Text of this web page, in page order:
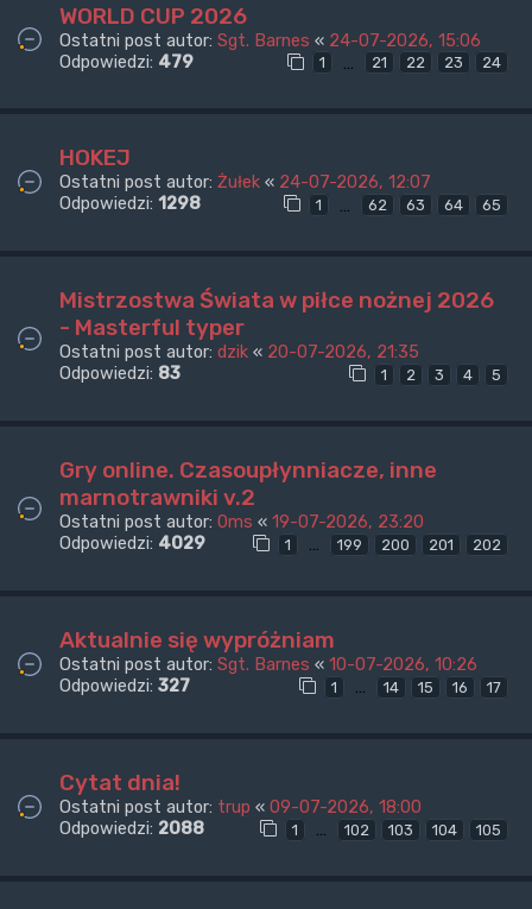
WORLD CUP 2026
Ostatni post autor: Sgt. Barnes « 24-07-2026, 15:06
Odpowiedzi: 479 1 … 21 22 23 24
HOKEJ
Ostatni post autor: Żułek « 24-07-2026, 12:07
Odpowiedzi: 1298 1 … 62 63 64 65
Mistrzostwa Świata w piłce nożnej 2026
- Masterful typer
Ostatni post autor: dzik « 20-07-2026, 21:35
Odpowiedzi: 83 1 2 3 4 5
Gry online. Czasoupłynniacze, inne
marnotrawniki v.2
Ostatni post autor: 0ms « 19-07-2026, 23:20
Odpowiedzi: 4029 1 … 199 200 201 202
Aktualnie się wypróżniam
Ostatni post autor: Sgt. Barnes « 10-07-2026, 10:26
Odpowiedzi: 327 1 … 14 15 16 17
Cytat dnia!
Ostatni post autor: trup « 09-07-2026, 18:00
Odpowiedzi: 2088 1 … 102 103 104 105